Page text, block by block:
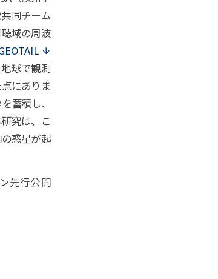
同チーム
域の周波
球で観測
にありま
蓄積し、
究は、こ
惑星が起
先行公開